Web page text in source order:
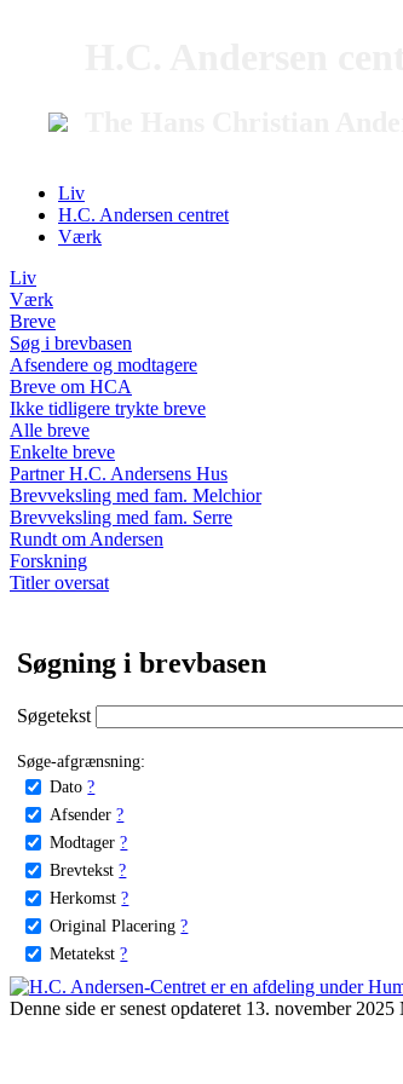
Liv
H.C. Andersen centret
Værk
Liv
Værk
Breve
Søg i brevbasen
Afsendere og modtagere
Breve om HCA
Ikke tidligere trykte breve
Alle breve
Enkelte breve
Partner H.C. Andersens Hus
Brevveksling med fam. Melchior
Brevveksling med fam. Serre
Rundt om Andersen
Forskning
Titler oversat
Søgning i brevbasen
Søgetekst
Søge-afgrænsning:
Dato ?
Afsender ?
Modtager ?
Brevtekst ?
Herkomst ?
Original Placering ?
Metatekst ?
Denne side er senest opdateret 13. november